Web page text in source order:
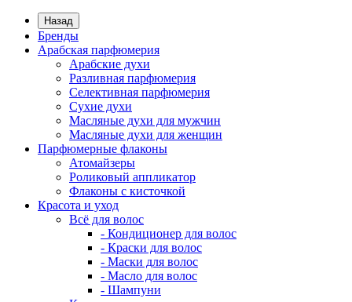
Назад
Бренды
Арабская парфюмерия
Арабские духи
Разливная парфюмерия
Селективная парфюмерия
Сухие духи
Масляные духи для мужчин
Масляные духи для женщин
Парфюмерные флаконы
Атомайзеры
Роликовый аппликатор
Флаконы с кисточкой
Красота и уход
Всё для волос
- Кондиционер для волос
- Краски для волос
- Маски для волос
- Масло для волос
- Шампуни